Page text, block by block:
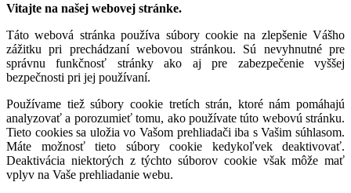
Vitajte na našej webovej stránke.
Táto webová stránka používa súbory cookie na zlepšenie Vášho
zážitku pri prechádzaní webovou stránkou. Sú nevyhnutné pre
správnu funkčnosť stránky ako aj pre zabezpečenie vyššej
bezpečnosti pri jej používaní.
Používame tiež súbory cookie tretích strán, ktoré nám pomáhajú
analyzovať a porozumieť tomu, ako používate túto webovú stránku.
Tieto cookies sa uložia vo Vašom prehliadači iba s Vašim súhlasom.
Máte možnosť tieto súbory cookie kedykoľvek deaktivovať.
Deaktivácia niektorých z týchto súborov cookie však môže mať
vplyv na Vaše prehliadanie webu.